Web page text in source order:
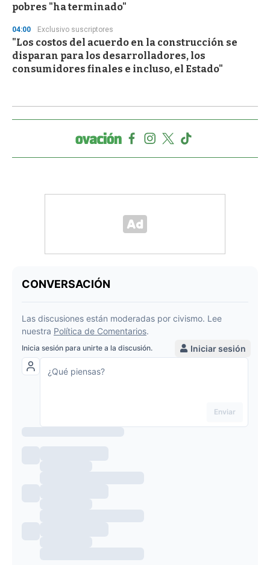
pobres "ha terminado"
04:00 Exclusivo suscriptores
"Los costos del acuerdo en la construcción se
disparan para los desarrolladores, los
consumidores finales e incluso, el Estado"